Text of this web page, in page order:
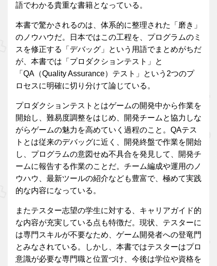
語でわかる貴重な書籍となっている。
本書で驚かされるのは、体系的に整理された「磨き」
のノウハウだ。日本ではこの工程を、プログラムのミ
スを修正する「デバッグ」という用語でまとめがちだ
が、本書では「プロダクションテスト」と
「QA（Quality Assurance）テスト」という2つのプ
ロセスに明確に切り分けて論じている。
プロダクションテストとはゲームの開発中から作業を
開始し、難易度調整をはじめ、開発チームと協力しな
がらゲームの魅力を高めていく過程のこと。QAテス
トとは従来のデバッグに近く、開発終盤で作業を開始
し、プログラムの意図せぬ不具合を発見して、開発チ
ームに報告する作業のことだ。チーム編成や運用のノ
ウハウ、最新ツールの紹介なども豊富で、極めて実践
的な内容になっている。
またテスター志望の学生に対する、キャリアガイド的
な内容が充実している点も特徴だ。現状、テスターに
は専門スキルが不要なため、ゲーム開発者への登竜門
とみなされている。しかし、本書ではテスターはプロ
意識が必要な専門職と位置づけ、今後は学位や資格を